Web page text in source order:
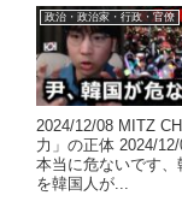
政治・政治家・行政・官僚
2024/12/08 MITZ
力」の正体 2024/
本当に危ないです
を韓国人が...